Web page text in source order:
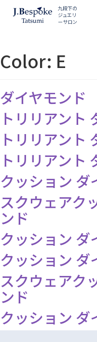
九段下の
ジュエリ
ーサロン
Color: E
ダイヤモンド
トリリアント
トリリアント
トリリアント
クッション ダ
スクウェアク
ンド
クッション ダ
クッション ダ
スクウェアク
ンド
クッション ダ